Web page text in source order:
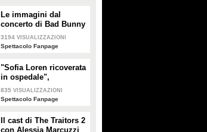
Le immagini dal
concerto di Bad Bunny
a Milano
3194 VISUALIZZAZIONI
Spettacolo Fanpage
"Sofia Loren ricoverata
in ospedale",
Alessandra Mussolini
smentisce: "È serena e
835 VISUALIZZAZIONI
Spettacolo Fanpage
Il cast di The Traitors 2
con Alessia Marcuzzi